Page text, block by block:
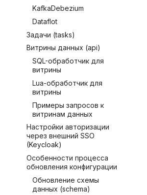
KafkaDebezium
Dataflot
Задачи (tasks)
Витрины данных (api)
SQL-обработчик для
витрины
Lua-обработчик для
витрины
Примеры запросов к
витринам данных
Настройки авторизации
через внешний SSO
(Keycloak)
Особенности процесса
обновления конфигурации
Обновление схемы
данных (schema)